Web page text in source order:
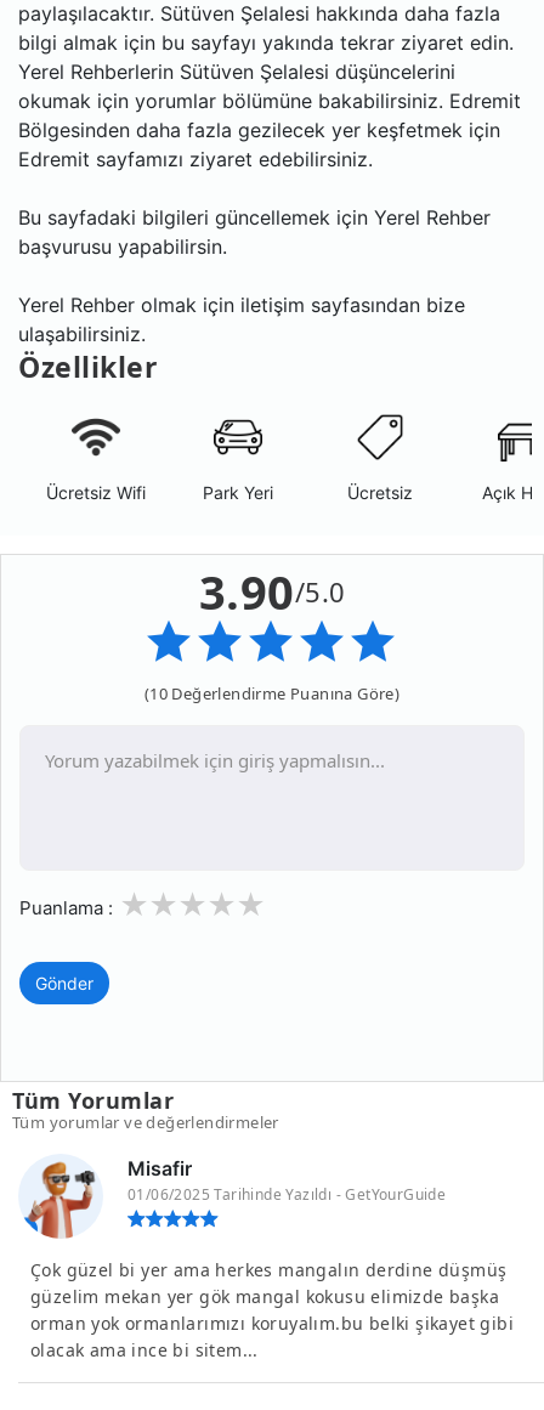
paylaşılacaktır. Sütüven Şelalesi hakkında daha fazla
bilgi almak için bu sayfayı yakında tekrar ziyaret edin.
Yerel Rehberlerin Sütüven Şelalesi düşüncelerini
okumak için yorumlar bölümüne bakabilirsiniz. Edremit
Bölgesinden daha fazla gezilecek yer keşfetmek için
Edremit sayfamızı ziyaret edebilirsiniz.
Bu sayfadaki bilgileri güncellemek için Yerel Rehber
başvurusu yapabilirsin.
Yerel Rehber olmak için iletişim sayfasından bize
ulaşabilirsiniz.
Özellikler
Ücretsiz Wifi Park Yeri Ücretsiz Açık
3.90/5.0
(10 Değerlendirme Puanına Göre)
Puanlama : 3
2
1
Gönder
Tüm Yorumlar
Tüm yorumlar ve değerlendirmeler
Misafir
01/06/2025 Tarihinde Yazıldı - GetYourGuide
Çok güzel bi yer ama herkes mangalın derdine düşmüş
güzelim mekan yer gök mangal kokusu elimizde başka
orman yok ormanlarımızı koruyalım.bu belki şikayet gibi
olacak ama ince bi sitem...